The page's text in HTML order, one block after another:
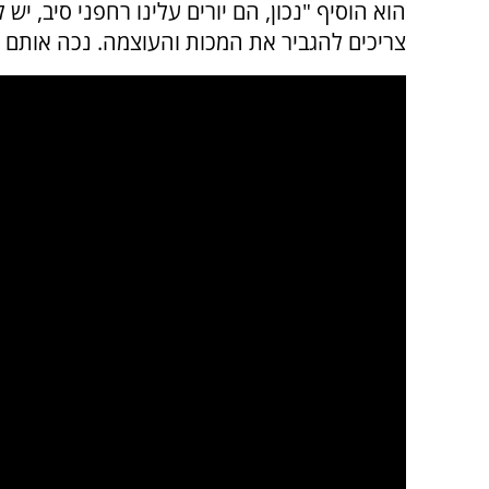
הוא הוסיף "נכון, הם יורים עלינו רחפני סיב,
צריכים להגביר את המכות והעוצמה. נכה